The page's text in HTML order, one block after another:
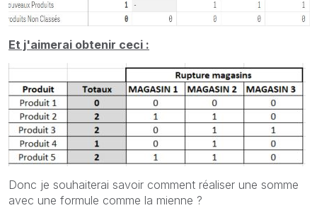
Et j'aimerai obtenir ceci :
Donc je souhaiterai savoir comment réaliser une somme
avec une formule comme la mienne ?